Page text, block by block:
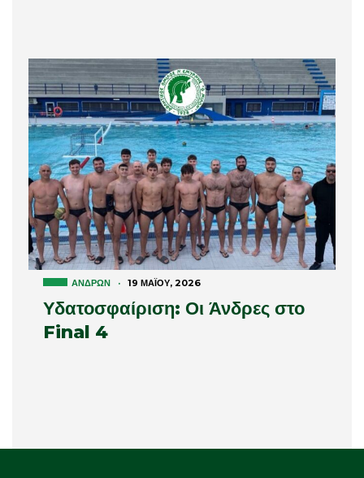
ΑΝΔΡΏΝ · 19 ΜΑΪ́ΟΥ, 2026
Υδατοσφαίριση: Οι Άνδρες στο
Final 4